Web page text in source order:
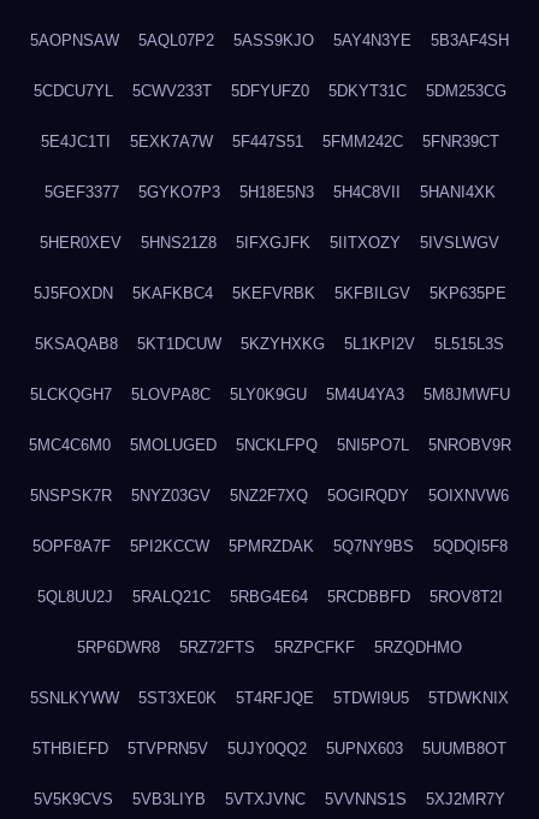
5AOPNSAW 5AQL07P2 5ASS9KJO 5AY4N3YE 5B3AF4SH
5CDCU7YL 5CWV233T 5DFYUFZ0 5DKYT31C 5DM253CG
5E4JC1TI 5EXK7A7W 5F447S51 5FMM242C 5FNR39CT
5GEF3377 5GYKO7P3 5H18E5N3 5H4C8VII 5HANI4XK
5HER0XEV 5HNS21Z8 5IFXGJFK 5IITXOZY 5IVSLWGV
5J5FOXDN 5KAFKBC4 5KEFVRBK 5KFBILGV 5KP635PE
5KSAQAB8 5KT1DCUW 5KZYHXKG 5L1KPI2V 5L515L3S
5LCKQGH7 5LOVPA8C 5LY0K9GU 5M4U4YA3 5M8JMWFU
5MC4C6M0 5MOLUGED 5NCKLFPQ 5NI5PO7L 5NROBV9R
5NSPSK7R 5NYZ03GV 5NZ2F7XQ 5OGIRQDY 5OIXNVW6
5OPF8A7F 5PI2KCCW 5PMRZDAK 5Q7NY9BS 5QDQI5F8
5QL8UU2J 5RALQ21C 5RBG4E64 5RCDBBFD 5ROV8T2I
5RP6DWR8 5RZ72FTS 5RZPCFKF 5RZQDHMO
5SNLKYWW 5ST3XE0K 5T4RFJQE 5TDWI9U5 5TDWKNIX
5THBIEFD 5TVPRN5V 5UJY0QQ2 5UPNX603 5UUMB8OT
5V5K9CVS 5VB3LIYB 5VTXJVNC 5VVNNS1S 5XJ2MR7Y